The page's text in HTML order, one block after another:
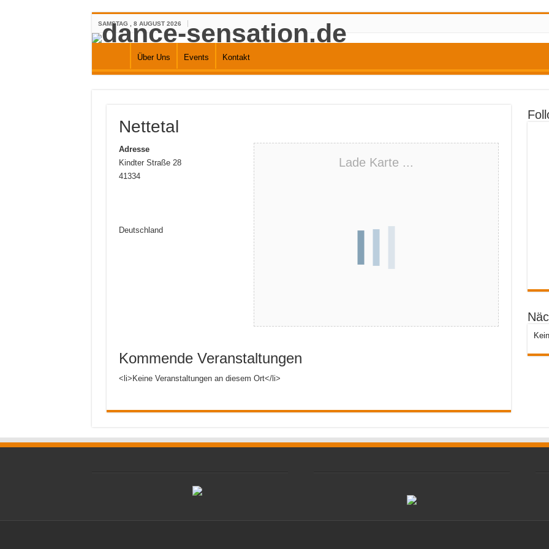
SAMSTAG , 8 AUGUST 2026
Über Uns Events Kontakt
Nettetal
Lade Karte ...
Adresse
Kindter Straße 28
41334
Deutschland
Kommende Veranstaltungen
<li>Keine Veranstaltungen an diesem Ort</li>